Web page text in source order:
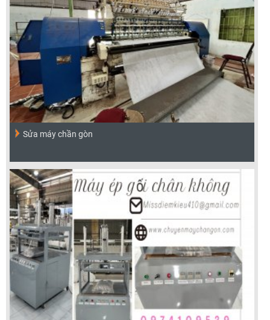
Sửa máy chần gòn